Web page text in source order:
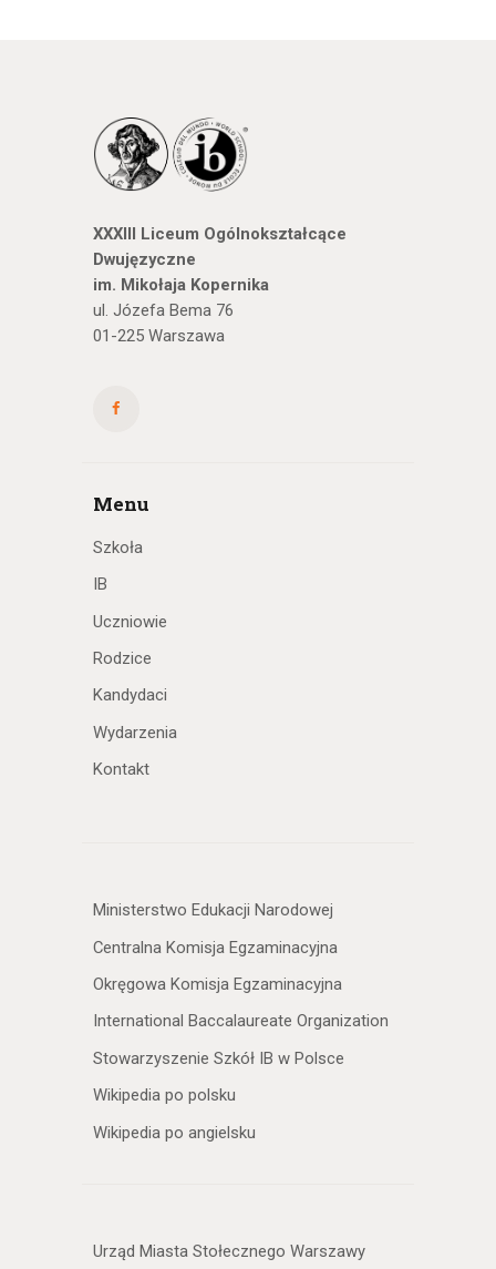
XXXIII Liceum Ogólnokształcące
Dwujęzyczne
im. Mikołaja Kopernika
ul. Józefa Bema 76
01-225 Warszawa
Menu
Szkoła
IB
Uczniowie
Rodzice
Kandydaci
Wydarzenia
Kontakt
Ministerstwo Edukacji Narodowej
Centralna Komisja Egzaminacyjna
Okręgowa Komisja Egzaminacyjna
International Baccalaureate Organization
Stowarzyszenie Szkół IB w Polsce
Wikipedia po polsku
Wikipedia po angielsku
Urząd Miasta Stołecznego Warszawy